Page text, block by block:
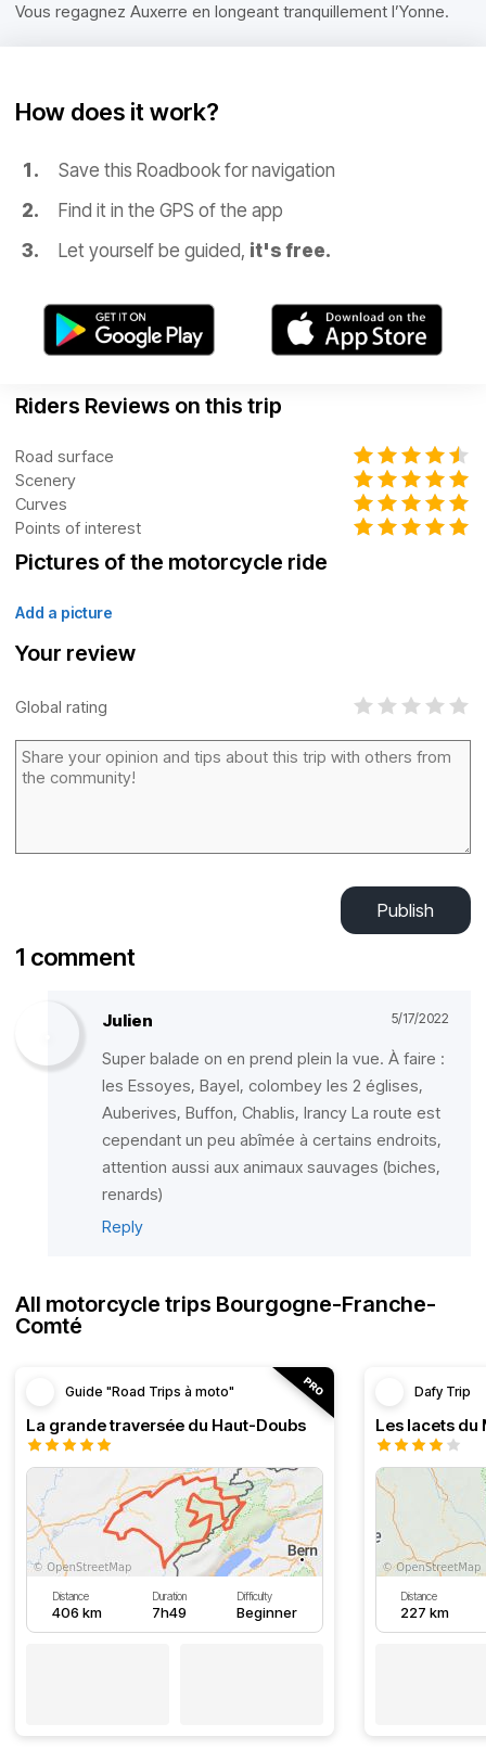
Vous regagnez Auxerre en longeant tranquillement l’Yonne.
How does it work?
Save this Roadbook for navigation
Find it in the GPS of the app
Let yourself be guided, it's free.
Riders Reviews on this trip
Road surface
Scenery
Curves
Points of interest
Pictures of the motorcycle ride
Add a picture
Your review
Global rating
Publish
1 comment
Julien 5/17/2022
Super balade on en prend plein la vue. À faire :
les Essoyes, Bayel, colombey les 2 églises,
Auberives, Buffon, Chablis, Irancy La route est
cependant un peu abîmée à certains endroits,
attention aussi aux animaux sauvages (biches,
renards)
Reply
All motorcycle trips Bourgogne-Franche-
Comté
Guide "Road Trips à moto"
La grande traversée du Haut-Doubs
Distance
406 km
Duration
7h49
Difficulty
Beginner
Dafy Trip
Les lacets du
Distance
227 km